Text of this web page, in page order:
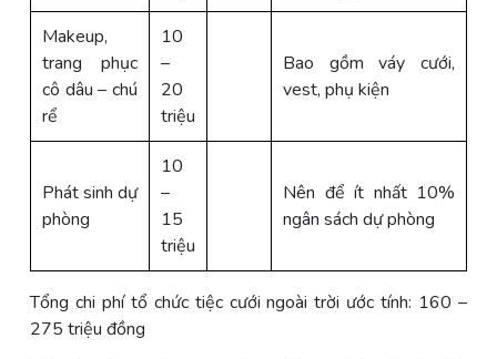
Makeup,
trang phục
cô dâu – chú
rể
10
–
20
triệu
Bao gồm váy cưới,
vest, phụ kiện
Phát sinh dự
phòng
10
–
15
triệu
Nên để ít nhất 10%
ngân sách dự phòng
Tổng chi phí tổ chức tiệc cưới ngoài trời ước tính: 160 –
275 triệu đồng